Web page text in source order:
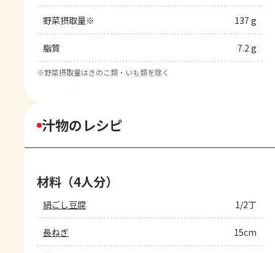
野菜摂取量※ 137 g
脂質 7.2 g
※野菜摂取量はきのこ類・いも類を除く
汁物のレシピ
材料（4人分）
絹ごし豆腐 1/2丁
長ねぎ 15cm